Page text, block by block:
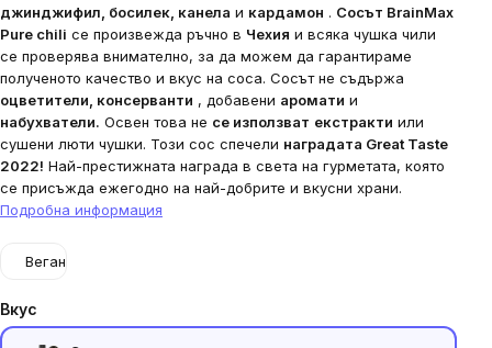
джинджифил, босилек, канела и кардамон . Сосът BrainMax
Pure chili се произвежда ръчно в Чехия и всяка чушка чили
се проверява внимателно, за да можем да гарантираме
полученото качество и вкус на соса. Сосът не съдържа
оцветители, консерванти , добавени аромати и
набухватели. Освен това не се използват екстракти или
сушени люти чушки. Този сос спечели наградата Great Taste
2022! Най-престижната награда в света на гурметата, която
се присъжда ежегодно на най-добрите и вкусни храни.
Подробна информация
Веган
Вкус